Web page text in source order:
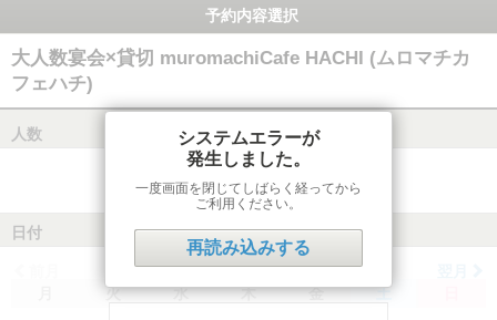
予約内容選択
大人数宴会×貸切 muromachiCafe HACHI (ムロマチカ
フェハチ)
人数
日付
火 水 木 金 土
システムエラーが
発生しました。
一度画面を閉じてしばらく経ってから
ご利用ください。
再読み込みする